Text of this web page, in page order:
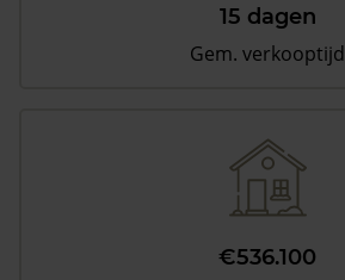
15 dagen
Gem. verkooptijd
€536.100